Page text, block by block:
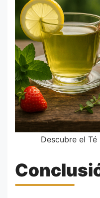
Descubre el